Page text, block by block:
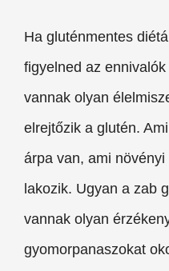
Ha gluténmentes
figyelned az
vannak olyan
elrejtőzik a glutén.
árpa van, ami
lakozik. Ugyan a zab
vannak olyan
gyomorpanaszokat